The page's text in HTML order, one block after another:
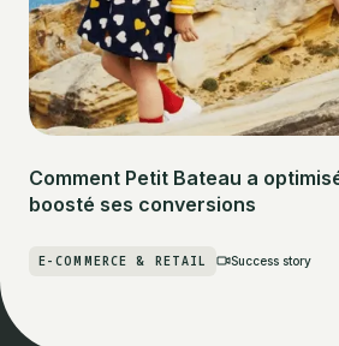
Comment Petit Bateau a
boosté ses conversions
E-COMMERCE & RETAIL Success story